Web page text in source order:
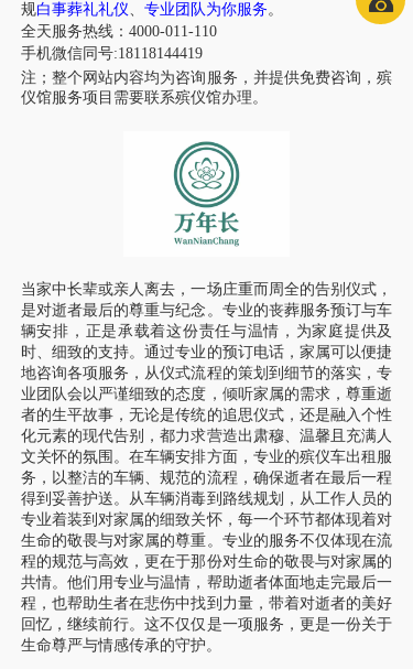
规白事葬礼礼仪、 专业团队为你服务。
全天服务热线：4000-011-110
手机微信同号:18118144419
注；整个网站内容均为咨询服务，并提供免费咨询，殡
仪馆服务项目需要联系殡仪馆办理。
当家中长辈或亲人离去，一场庄重而周全的告别仪式，
是对逝者最后的尊重与纪念。专业的丧葬服务预订与车
辆安排，正是承载着这份责任与温情，为家庭提供及
时、细致的支持。通过专业的预订电话，家属可以便捷
地咨询各项服务，从仪式流程的策划到细节的落实，专
业团队会以严谨细致的态度，倾听家属的需求，尊重逝
者的生平故事，无论是传统的追思仪式，还是融入个性
化元素的现代告别，都力求营造出肃穆、温馨且充满人
文关怀的氛围。在车辆安排方面，专业的殡仪车出租服
务，以整洁的车辆、规范的流程，确保逝者在最后一程
得到妥善护送。从车辆消毒到路线规划，从工作人员的
专业着装到对家属的细致关怀，每一个环节都体现着对
生命的敬畏与对家属的尊重。专业的服务不仅体现在流
程的规范与高效，更在于那份对生命的敬畏与对家属的
共情。他们用专业与温情，帮助逝者体面地走完最后一
程，也帮助生者在悲伤中找到力量，带着对逝者的美好
回忆，继续前行。这不仅仅是一项服务，更是一份关于
生命尊严与情感传承的守护。